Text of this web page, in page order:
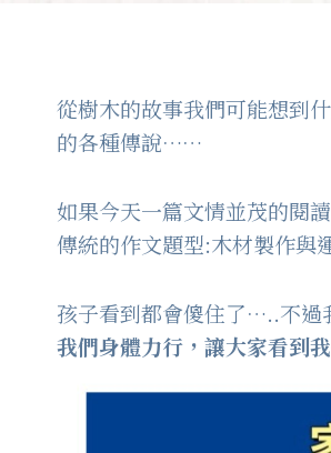
從樹木的故事我們可能想到
的各種傳說……
如果今天一篇文情並茂的閱
傳統的作文題型:木材製作與
孩子看到都會傻住了…..不過
我們身體力行，讓大家看到